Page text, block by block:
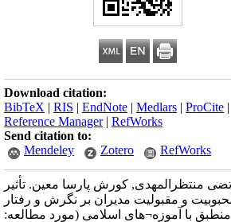
Download citation:
BibTeX | RIS | EndNote | Medlars | ProCite |
Reference Manager| RefWorks
Send citation to:
Mendeley
Zotero RefWorks
منتظرالمهدی, کورش پارسا معین. تأثیر
و مقبولیت مدیران بر نگرش و رفتار
منطبق با آموزه¬های اسلامی (مورد مطالعه: